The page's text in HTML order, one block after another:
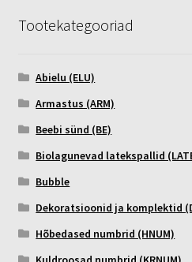
Tootekategooriad
Abielu (ELU)
Armastus (ARM)
Beebi sünd (BE)
Biolagunevad latekspallid
Bubble
Dekoratsioonid ja komplektid
Hõbedased numbrid (HNUM)